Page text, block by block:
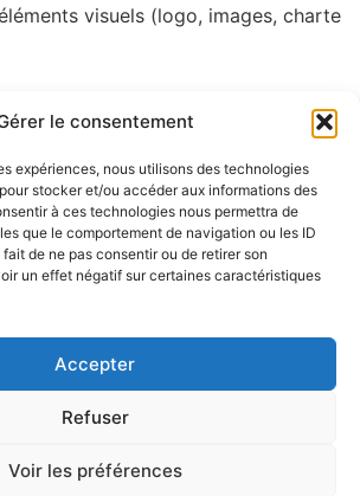
le consentement
expériences, nous utilisons des technologies
stocker et/ou accéder aux informations des
à ces technologies nous permettra de
que le comportement de navigation ou les ID
de ne pas consentir ou de retirer son
un effet négatif sur certaines caractéristiques
Accepter
Refuser
Voir les préférences
visuels (logo, images, charte
apprécié de travailler dans
et de dépassement. Je ne
recommander pour vous épauler
de vos projets de conception